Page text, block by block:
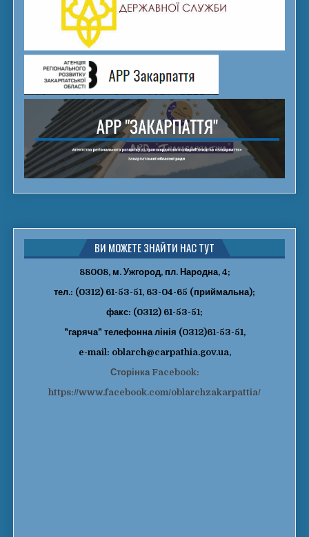
ВИ МОЖЕТЕ ЗНАЙТИ НАС ТУТ
88008, м. Ужгород, пл. Народна, 4;
тел.: (0312) 61-53-51, 63-04-65 (приймальна);
факс: (0312) 61-53-51;
"гаряча" телефонна лінія (0312)61-53-51,
e-mail: oblarch@carpathia.gov.ua,
Сторінка Facebook:
https://www.facebook.com/oblarchzakarpattia/